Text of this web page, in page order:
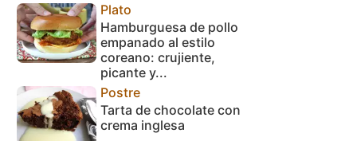
Plato
Hamburguesa de pollo
empanado al estilo
coreano: crujiente,
picante y...
Postre
Tarta de chocolate con
crema inglesa